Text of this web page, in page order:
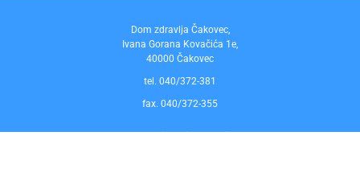
Dom zdravlja Čakovec,
Ivana Gorana Kovačića 1e,
40000 Čakovec
tel. 040/372-381
fax. 040/372-355
Pravo na pristup informacijama